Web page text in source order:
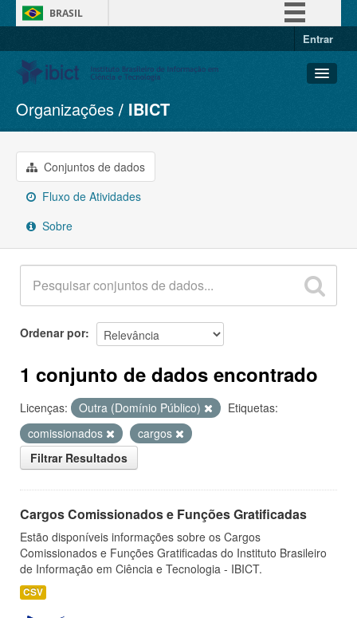
BRASIL
Entrar
Conjuntos de dados
Organizações
Grupos
Sobre
Organizações IBICT
Conjuntos de dados
Fluxo de Atividades
Sobre
Ordenar por
1 conjunto de dados encontrado
Licenças: Outra (Domínio Público)
Etiquetas:
comissionados
cargos
Filtrar Resultados
Cargos Comissionados e Funções Gratificadas
Estão disponíveis informações sobre os Cargos
Comissionados e Funções Gratificadas do Instituto Brasileiro
de Informação em Ciência e Tecnologia - IBICT.
CSV